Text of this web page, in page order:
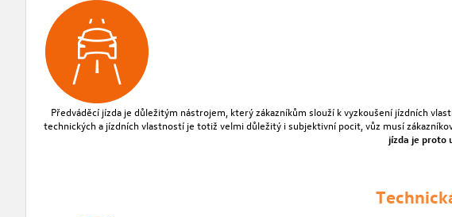
Předváděcí jízda je důležitým nástrojem, který zákazníkům slouží k vyzkoušení jízdních
technických a jízdních vlastností je totiž velmi důležitý i subjektivní pocit, vůz musí
jízda je proto